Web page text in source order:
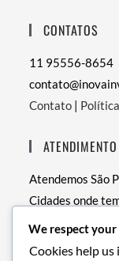
CONTATOS
11 95556-8654
Contato |
ATENDIMENTO
Atendemos São
Cidades onde
• RJ – Rio de
We respect
Cookies help